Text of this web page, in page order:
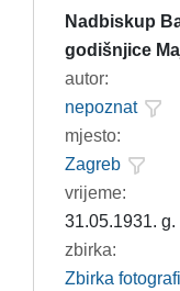
Nadbiskup
godišnjice
autor:
nepoznat
mjesto:
Zagreb
vrijeme:
31.05.1931. g.
zbirka:
Zbirka